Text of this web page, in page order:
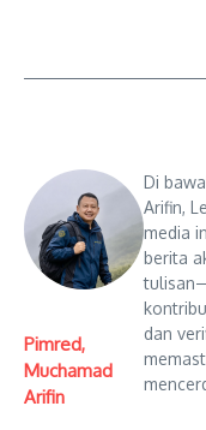
Pimred,
Muchamad
Arifin
Di
Arifin,
media
berita
dan